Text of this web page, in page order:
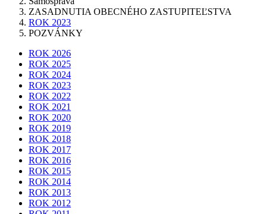
ZASADNUTIA OBECNÉHO ZASTUPITEĽSTVA
ROK 2023
POZVÁNKY
ROK 2026
ROK 2025
ROK 2024
ROK 2023
ROK 2022
ROK 2021
ROK 2020
ROK 2019
ROK 2018
ROK 2017
ROK 2016
ROK 2015
ROK 2014
ROK 2013
ROK 2012